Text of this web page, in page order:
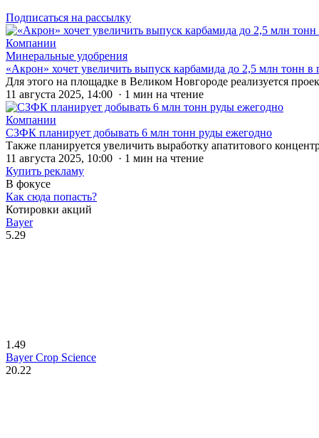
Подписаться на рассылку
Компании
Минеральные удобрения
«Акрон» хочет увеличить выпуск карбамида до 2,5 млн тонн в
Для этого на площадке в Великом Новгороде реализуется
11 августа 2025, 14:00 · 1 мин на чтение
Компании
СЗФК планирует добывать 6 млн тонн руды ежегодно
Также планируется увеличить выработку апатитового
11 августа 2025, 10:00 · 1 мин на чтение
Купить рекламу
В фокусе
Как сюда попасть?
Котировки акций
Bayer
5.29
1.49
Bayer Crop Science
20.22